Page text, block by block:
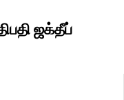
ஜக்தீப்